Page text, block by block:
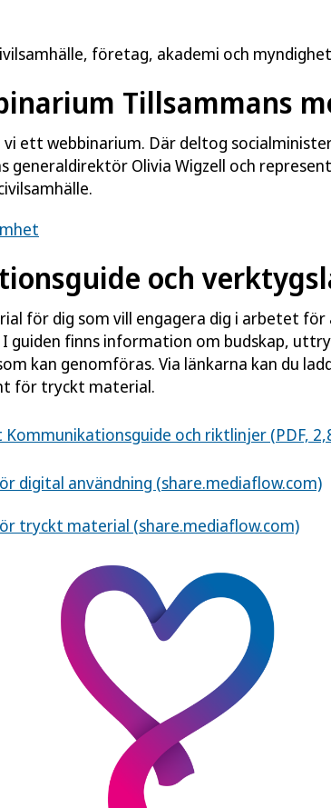
företag, akademi och
Tillsammans
ett webbinarium. Där deltog
generaldirektör Olivia Wigzell och
och
för dig som vill engagera dig i arbetet för
guiden finns information om budskap,
kan genomföras. Via länkarna kan du
för tryckt material.
och riktlinjer (PDF,
digital användning (share.mediaflow.com)
tryckt material (share.mediaflow.com)